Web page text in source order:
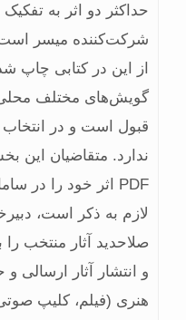
حداکثر دو اثر به
شرکت‌کننده میسر است،
از این در کتابی چاپ
گویش‌های مختلف محلی
قبول است و در
PDF اثر خود را در سامانه جشنواره بارگذاری کنند.
لازم به ذکر است،
صلاح­دید آثار منتخب
و انتشار آثار ارسالی و
هنری (فیلم، کلیپ